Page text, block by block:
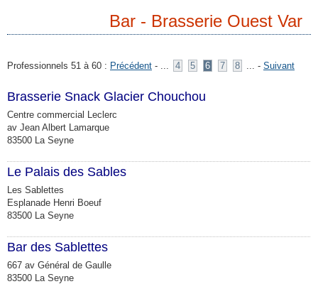
Bar - Brasserie Ouest Var
Professionnels 51 à 60 : Précédent - ... 4 5 6 7 8 ... - Suivant
Brasserie Snack Glacier Chouchou
Centre commercial Leclerc
av Jean Albert Lamarque
83500 La Seyne
Le Palais des Sables
Les Sablettes
Esplanade Henri Boeuf
83500 La Seyne
Bar des Sablettes
667 av Général de Gaulle
83500 La Seyne